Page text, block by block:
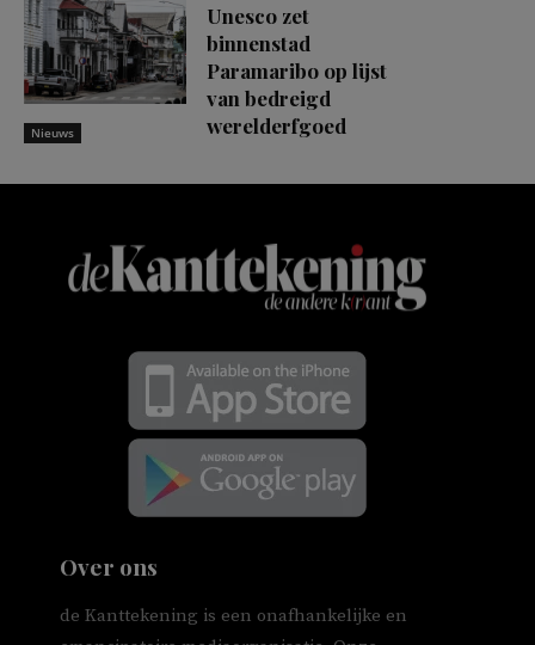
Nieuws
Unesco zet
binnenstad
Paramaribo op lijst
van bedreigd
werelderfgoed
Over ons
de Kanttekening is een onafhankelijke en